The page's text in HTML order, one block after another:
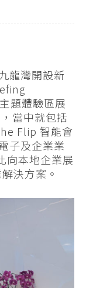
龍灣開設新
題體驗區展
當中就包括
Flip 智能會
子及企業業
向本地企業展
決方案。